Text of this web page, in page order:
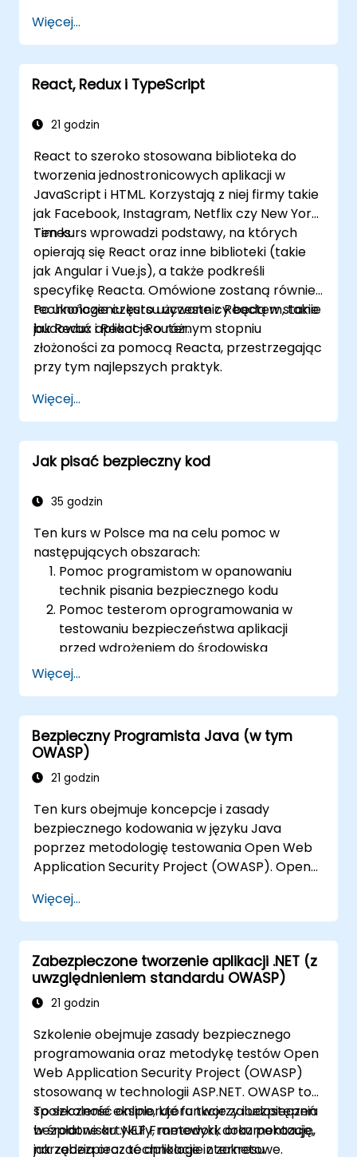
biznesowych.
Przeprowadzić różne metody testowania
bezpieczeństwa, aby chronić aplikacje
internetowe przed zagrożeniami i
Przygotować raport z oceny, aby
testów bezpieczeństwa.
Więcej...
React, Redux i TypeScript
21 godzin
React to szeroko stosowana biblioteka do
tworzenia jednostronicowych aplikacji w
JavaScript i HTML. Korzystają z niej firmy takie
jak Facebook, Instagram, Netflix czy New York
Times.
Ten kurs wprowadzi podstawy, na których
opierają się React oraz inne biblioteki (takie
jak Angular i Vue.js), a także podkreśli
specyfikę Reacta. Omówione zostaną również
technologie często używane z Reactem, takie
jak Redux i React-Router.
Po ukończeniu kursu uczestnicy będą w stanie
budować aplikacje o różnym stopniu
złożoności za pomocą Reacta, przestrzegając
przy tym najlepszych praktyk.
Więcej...
Jak pisać bezpieczny kod
35 godzin
Ten kurs w Polsce ma na celu pomoc w
następujących obszarach:
Pomoc programistom w opanowaniu
technik pisania bezpiecznego kodu
Pomoc testerom oprogramowania w
testowaniu bezpieczeństwa aplikacji
przed wdrożeniem do środowiska
produkcyjnego
Pomoc architektom oprogramowania w
Pomoc liderom zespołów w ustaleniu
podstawowych zasad bezpieczeństwa
dla programistów
Pomoc webmasterom w konfiguracji
serwerów, aby uniknąć błędów
konfiguracyjnych
Więcej...
Bezpieczny Programista Java (w tym
OWASP)
21 godzin
Ten kurs obejmuje koncepcje i zasady
bezpiecznego kodowania w języku Java
poprzez metodologię testowania Open Web
Application Security Project (OWASP). Open
społeczność internetowa, która tworzy
dostępne za darmo artykuły, metodologie,
dokumentacje, narzędzia i technologie w
dziedzinie bezpieczeństwa aplikacji
internetowych.
Więcej...
Zabezpieczone tworzenie aplikacji .NET (z
uwzględnieniem standardu OWASP)
21 godzin
Szkolenie obejmuje zasady bezpiecznego
programowania oraz metodykę testów Open
Web Application Security Project (OWASP)
stosowaną w technologii ASP.NET. OWASP to
społeczność online, która tworzy i udostępnia
bezpłatne artykuły, metodyki, dokumentację,
narzędzia oraz technologie z zakresu
To szkolenie eksploruje funkcje zabezpieczeń
w środowisku .NET Framework oraz pokazuje,
jak zabezpieczać aplikacje internetowe.